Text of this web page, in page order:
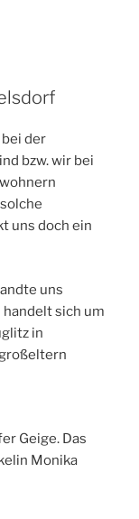
der
bzw. wir bei
uns doch ein
uns
sich um
in
Geige. Das
Monika